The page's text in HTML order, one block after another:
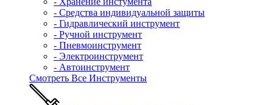
- Средства индивидуальной защиты
- Гидравлический инструмент
- Ручной инструмент
- Пневмоинструмент
- Электроинструмент
- Автоинструмент
Смотреть Все Инструменты